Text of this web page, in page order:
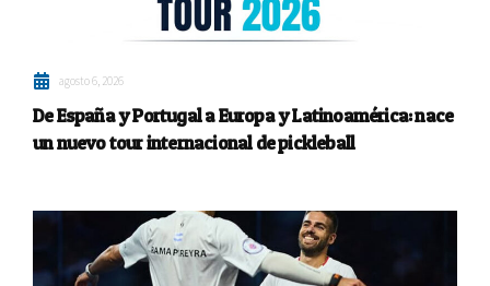
agosto 6, 2026
De España y Portugal a Europa y Latinoamérica: nace
un nuevo tour internacional de pickleball